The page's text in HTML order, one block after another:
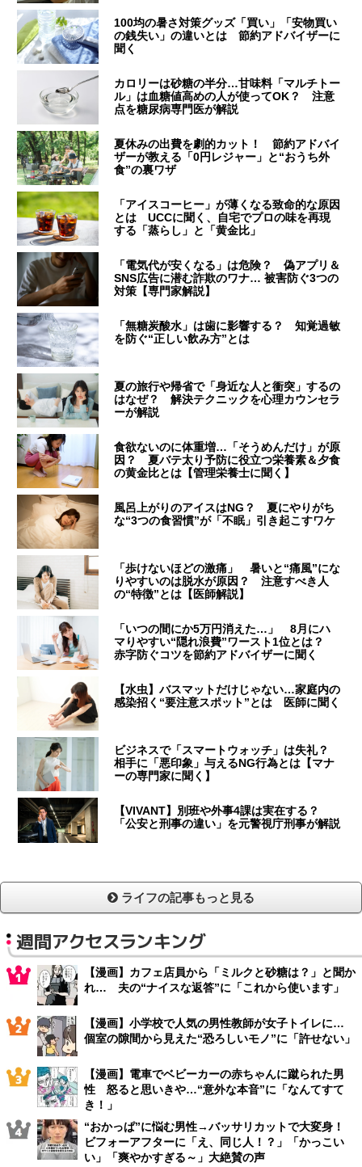
100均の暑さ対策グッズ「買い」「安物買い
の銭失い」の違いとは 節約アドバイザーに
聞く
カロリーは砂糖の半分…甘味料「マルチトー
ル」は血糖値高めの人が使ってOK？ 注意
点を糖尿病専門医が解説
夏休みの出費を劇的カット！ 節約アドバイ
ザーが教える「0円レジャー」と“おうち外
食”の裏ワザ
「アイスコーヒー」が薄くなる致命的な原因
とは UCCに聞く、自宅でプロの味を再現
する「蒸らし」と「黄金比」
「電気代が安くなる」は危険？ 偽アプリ＆
SNS広告に潜む詐欺のワナ… 被害防ぐ3つの
対策【専門家解説】
「無糖炭酸水」は歯に影響する？ 知覚過敏
を防ぐ“正しい飲み方”とは
夏の旅行や帰省で「身近な人と衝突」するの
はなぜ？ 解決テクニックを心理カウンセラ
ーが解説
食欲ないのに体重増…「そうめんだけ」が原
因？ 夏バテ太り予防に役立つ栄養素＆夕食
の黄金比とは【管理栄養士に聞く】
風呂上がりのアイスはNG？ 夏にやりがち
な“3つの食習慣”が「不眠」引き起こすワケ
「歩けないほどの激痛」 暑いと“痛風”にな
りやすいのは脱水が原因？ 注意すべき人
の“特徴”とは【医師解説】
「いつの間にか5万円消えた…」 8月にハ
マりやすい“隠れ浪費”ワースト1位とは？
赤字防ぐコツを節約アドバイザーに聞く
【水虫】バスマットだけじゃない…家庭内の
感染招く“要注意スポット”とは 医師に聞く
ビジネスで「スマートウォッチ」は失礼？
相手に「悪印象」与えるNG行為とは【マナ
ーの専門家に聞く】
【VIVANT】別班や外事4課は実在する？
「公安と刑事の違い」を元警視庁刑事が解説
ライフの記事もっと見る
週間アクセスランキング
【漫画】カフェ店員から「ミルクと砂糖は？」と聞か
れ… 夫の“ナイスな返答”に「これから使います」
【漫画】小学校で人気の男性教師が女子トイレに…
個室の隙間から見えた“恐ろしいモノ”に「許せない」
【漫画】電車でベビーカーの赤ちゃんに蹴られた男
性 怒ると思いきや…“意外な本音”に「なんてすて
き！」
“おかっぱ”に悩む男性→バッサリカットで大変身！
ビフォーアフターに「え、同じ人！？」「かっこい
い」「爽やかすぎる～」大絶賛の声